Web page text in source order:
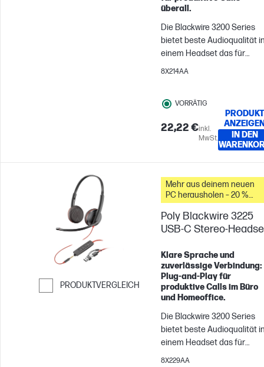
überall.
Die Blackwire 3200 Series
bietet beste Audioqualität
einem Headset das für
flexiblen Mikrofonarm für
individuelle Passform gibt
nichts auszusetzen.
8X214AA
VORRÄTIG
22,22 €inkl.
MwSt.
PRODUKT
IN DEN
PRODUKTVERGLEICH
Weiter zum Vergleichen
Mehr aus deinem neuen
PC herausholen – 20 %
Rabatt auf Zubehör
Poly Blackwire 3225
USB-C Stereo-
Klare Sprache und
zuverlässige Verbindung:
Plug‑and‑Play für
produktive Calls im Büro
und Homeoffice.
Die Blackwire 3200 Series
bietet beste Audioqualität
einem Headset das für
8X229AA